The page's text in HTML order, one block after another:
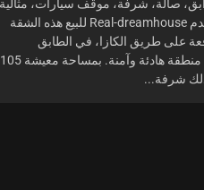
5 طوابق، صالة، شرفة، موقف سيارات، مثالية
للاستثمار. تقدم Real-dreamhouse للبيع هذه الشقة
على طريق الكازا، في الطابق
الخامس في منطقة هادئة وآمنة. بمساحة معيشة 105